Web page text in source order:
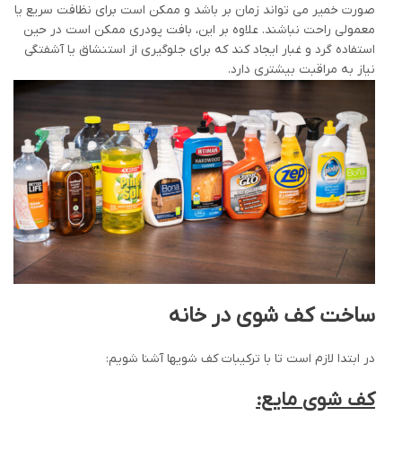
صورت خمیر می تواند زمان بر باشد و ممکن است برای نظافت سریع یا
معمولی راحت نباشند. علاوه بر این، بافت پودری ممکن است در حین
استفاده گرد و غبار ایجاد کند که برای جلوگیری از استنشاق یا آشفتگی
نیاز به مراقبت بیشتری دارد.
ساخت کف شوی در خانه
در ابتدا لازم است تا با ترکیبات کف شویها آشنا شویم:
کف شوی مایع: